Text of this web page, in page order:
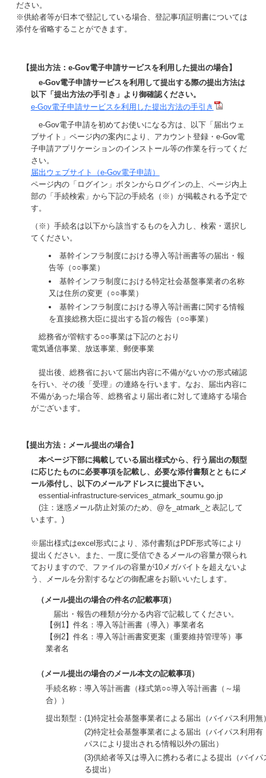
ださい。
※供給者等が日本で登記している場合、登記事項証明書については
添付を省略することができます。
【提出方法：e-Gov電子申請サービスを利用した提出の場合】
e-Gov電子申請サービスを利用して提出する際の提出方法は
以下「提出方法の手引き」より御確認ください。
e-Gov電子申請サービスを利用した提出方法の手引き
e-Gov電子申請を初めてお使いになる方は、以下「届出ウェ
ブサイト」ページ内の案内により、アカウント登録・e-Gov電
子申請アプリケーションのインストール等の作業を行ってくだ
さい。
届出ウェブサイト（e-Gov電子申請）
ページ内の「ログイン」ボタンからログインの上、ページ内上
部の「手続検索」から下記の手続名（※）が掲載される予定で
す。
（※）手続名は以下から該当するものを入力し、検索・選択し
てください。
基幹インフラ制度における導入等計画書等の届出・報
告等（○○事業）
基幹インフラ制度における特定社会基盤事業者の名称
又は住所の変更（○○事業）
基幹インフラ制度における導入等計画書に関する情報
を直接総務大臣に提出する旨の報告（○○事業）
総務省が管轄する○○事業は下記のとおり
電気通信事業、放送事業、郵便事業
提出後、総務省において届出内容に不備がないかの形式確認
を行い、その後「受理」の連絡を行います。なお、届出内容に
不備があった場合等、総務省より届出者に対して連絡する場合
がございます。
【提出方法：メール提出の場合】
本ページ下部に掲載している届出様式から、行う届出の類型
に応じたものに必要事項を記載し、必要な添付書類とともにメ
ール添付し、以下のメールアドレスに提出下さい。
essential-infrastructure-services_atmark_soumu.go.jp
(注：迷惑メール防止対策のため、@を_atmark_と表記して
います。)
※届出様式はexcel形式により、添付書類はPDF形式等により
提出ください。また、一度に受信できるメールの容量が限られ
ておりますので、ファイルの容量が10メガバイトを超えないよ
う、メールを分割するなどの御配慮をお願いいたします。
（メール提出の場合の件名の記載事項）
届出・報告の種類が分かる内容で記載してください。
【例1】件名：導入等計画書（導入）事業者名
【例2】件名：導入等計画書変更案（重要維持管理等）事
業者名
（メール提出の場合のメール本文の記載事項）
手続名称：導入等計画書（様式第○○導入等計画書（～場
合））
提出類型： (1)特定社会基盤事業者による届出（バイパス利用無
(2)特定社会基盤事業者による届出（バイパス利用有
パスにより提出される情報以外の届出）
(3)供給者等又は導入に携わる者による提出（バイパ
る提出）